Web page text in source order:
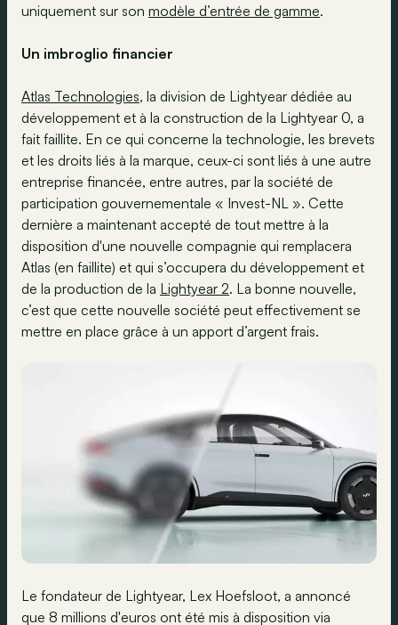
uniquement sur son modèle d’entrée de gamme.
Un imbroglio financier
Atlas Technologies, la division de Lightyear dédiée au
développement et à la construction de la Lightyear 0, a
fait faillite. En ce qui concerne la technologie, les brevets
et les droits liés à la marque, ceux-ci sont liés à une autre
entreprise financée, entre autres, par la société de
participation gouvernementale « Invest-NL ». Cette
dernière a maintenant accepté de tout mettre à la
disposition d'une nouvelle compagnie qui remplacera
Atlas (en faillite) et qui s’occupera du développement et
de la production de la Lightyear 2. La bonne nouvelle,
c’est que cette nouvelle société peut effectivement se
mettre en place grâce à un apport d’argent frais.
Le fondateur de Lightyear, Lex Hoefsloot, a annoncé
que 8 millions d'euros ont été mis à disposition via